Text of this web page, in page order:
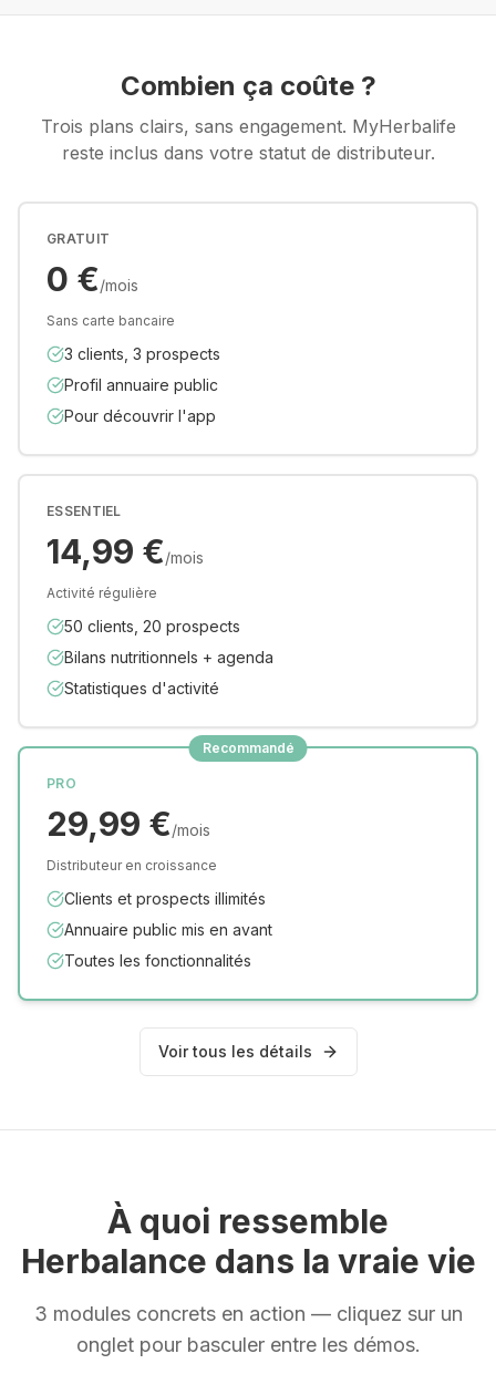
Combien ça coûte ?
Trois plans clairs, sans engagement. MyHerbalife
reste inclus dans votre statut de distributeur.
GRATUIT
0 €/mois
Sans carte bancaire
3 clients, 3 prospects
Profil annuaire public
Pour découvrir l'app
ESSENTIEL
14,99 €/mois
Activité régulière
50 clients, 20 prospects
Bilans nutritionnels + agenda
Statistiques d'activité
Recommandé
PRO
29,99 €/mois
Distributeur en croissance
Clients et prospects illimités
Annuaire public mis en avant
Toutes les fonctionnalités
Voir tous les détails
À quoi ressemble
Herbalance dans la vraie vie
3 modules concrets en action — cliquez sur un
onglet pour basculer entre les démos.